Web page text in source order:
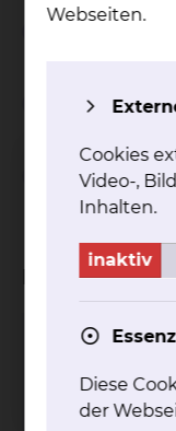
Kliniken
Fichtengrund
Tel.:+49 531
Webseiten.
Cookies
Video-,
Inhalten.
inaktiv
Diese
der